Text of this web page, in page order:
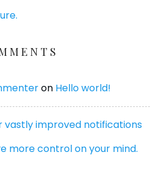
on Hello world!
vastly improved notifications
more control on your mind.